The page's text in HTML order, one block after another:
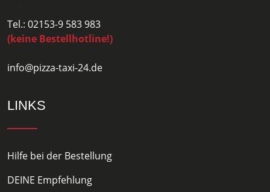
Tel.: 02153-9 583 983
(keine Bestellhotline!)
info@pizza-taxi-24.de
LINKS
Hilfe bei der Bestellung
DEINE Empfehlung